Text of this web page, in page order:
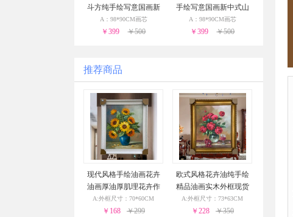
斗方纯手绘写意国画新
中式山水画实木画框
A：98*90CM画芯
￥399 ￥500
手绘写意国画新中式山
水画实木画框
A：98*90CM画芯
￥399 ￥500
推荐商品
现代风格手绘油画花卉
油画厚油厚肌理花卉作
品PS环保外框现货现发2
4小时之内发货
A:外框尺寸：70*60CM
￥168 ￥299
欧式风格花卉油纯手绘
精品油画实木外框现货
现发葡萄花瓶与酒杯24
小时之内发货
A:外框尺寸：73*63CM
￥228 ￥350